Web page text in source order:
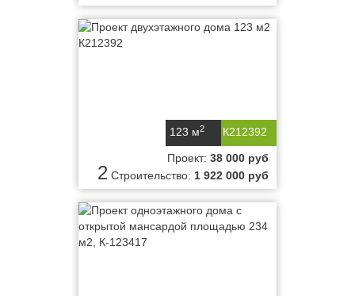
К212392
123 м2
2
Проект: 38 000 руб
Строительство: 1 922 000 руб